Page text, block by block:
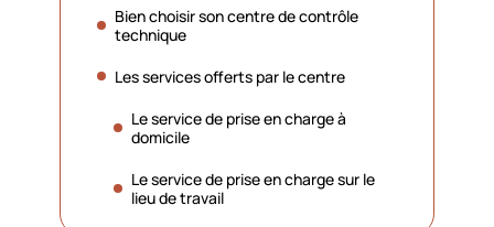
Bien choisir son centre de contrôle
technique
Les services offerts par le centre
Le service de prise en charge à
domicile
Le service de prise en charge sur le
lieu de travail